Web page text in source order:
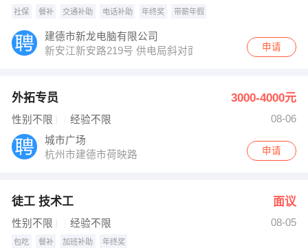
社保 餐补 交通补助 电话补助 年终奖 带薪年假
建德市新龙电脑有限公司
新安江新安路219号 供电局斜对面
申请
外拓专员 3000-4000元
性别不限 经验不限
08-06
城市广场
杭州市建德市荷映路
申请
徒工 技术工 面议
性别不限 经验不限 08-05
包吃 餐补 加班补助 年终奖